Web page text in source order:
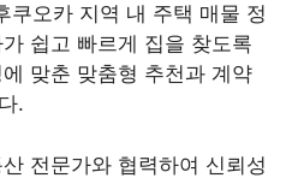
쿠오카 지역 내 주택 매물 정
쉽고 빠르게 집을 찾도록
맞춘 맞춤형 추천과 계약
.
전문가와 협력하여 신뢰성